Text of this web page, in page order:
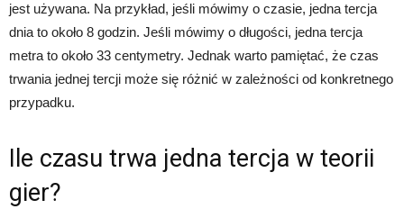
jest używana. Na przykład, jeśli mówimy o czasie, jedna tercja
dnia to około 8 godzin. Jeśli mówimy o długości, jedna tercja
metra to około 33 centymetry. Jednak warto pamiętać, że czas
trwania jednej tercji może się różnić w zależności od konkretnego
przypadku.
Ile czasu trwa jedna tercja w teorii
gier?